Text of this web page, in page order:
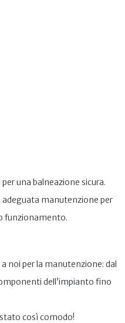
una balneazione sicura.⁣
adeguata manutenzione per
funzionamento.⁣
noi per la manutenzione: dal
dell’impianto fino
così comodo!⁣